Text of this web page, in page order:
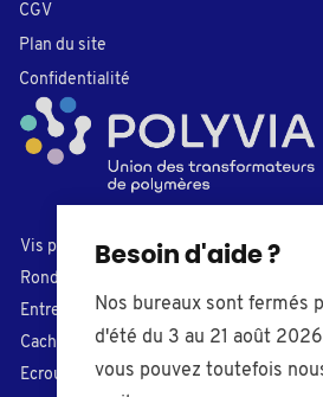
Besoin d'aide ?
Nos bureaux sont fermés
d'été du 3 au 21 août
vous pouvez toutefois
CGV
Plan du site
Confidentialité
Vis plastiques
Bouchons
Rondelles
Entretoises
Caches-trou
Cache-vis
Pieds de réglage
Ecrous plastiques
Boutons